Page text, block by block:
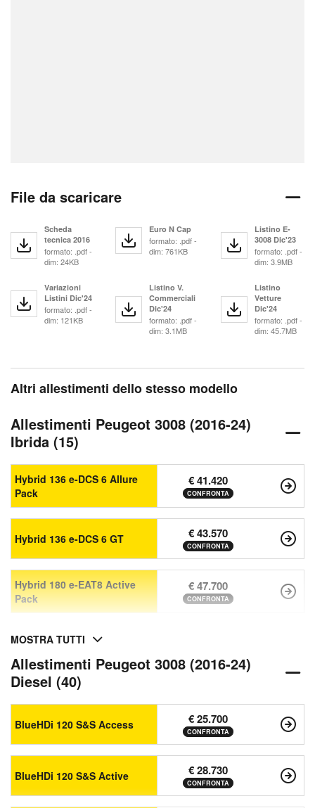
File da scaricare
Scheda
tecnica 2016
formato: .pdf -
dim: 24KB
Euro N Cap
formato: .pdf -
dim: 761KB
Listino E-
3008 Dic'23
formato: .pdf -
dim: 3.9MB
Variazioni
Listini Dic'24
formato: .pdf -
dim: 121KB
Listino V.
Commerciali
Dic'24
formato: .pdf -
dim: 3.1MB
Listino
Vetture
Dic'24
formato: .pdf -
dim: 45.7MB
Altri allestimenti dello stesso modello
Allestimenti Peugeot 3008 (2016-24)
Ibrida (15)
Hybrid 136 e-DCS 6 Allure
Pack
€ 41.420
CONFRONTA
Hybrid 136 e-DCS 6 GT € 43.570
CONFRONTA
Hybrid 180 e-EAT8 Active
Pack
€ 47.700
CONFRONTA
MOSTRA TUTTI
Allestimenti Peugeot 3008 (2016-24)
Diesel (40)
BlueHDi 120 S&S Access € 25.700
CONFRONTA
BlueHDi 120 S&S Active € 28.730
CONFRONTA